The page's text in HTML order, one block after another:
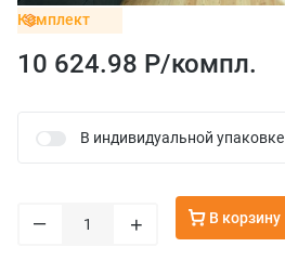
Комплект
10 624.98 Р/компл.
В индивидуальной упаковке
– + В корзину